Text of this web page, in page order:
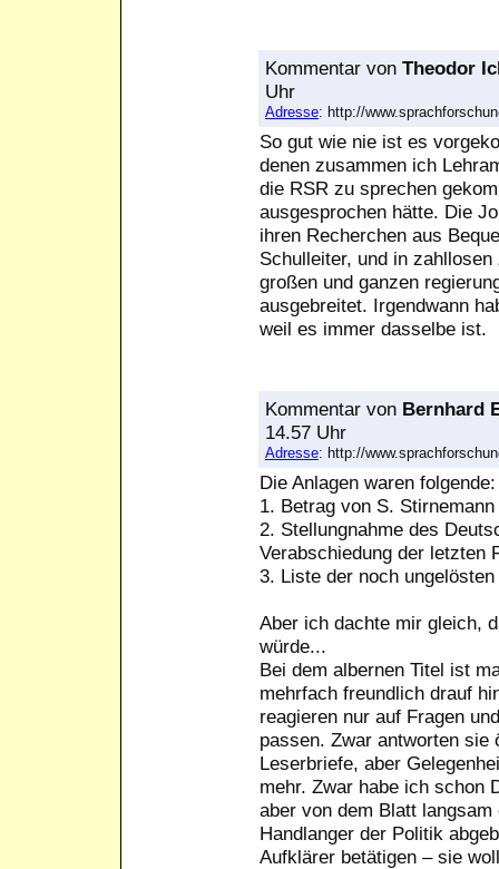
Kommentar von Theodor
Uhr
Adresse: http://
So gut wie nie ist es
denen zusammen ich
die RSR zu sprechen
ausgesprochen hätte. Die
ihren Recherchen aus
Schulleiter, und in
großen und ganzen
ausgebreitet. Irgendwann
weil es immer dasselbe ist.
Kommentar von Bernhard
14.57 Uhr
Adresse: http://
Die Anlagen waren folgende:
1. Betrag von S.
2. Stellungnahme des
Verabschiedung der letzten
3. Liste der noch
Aber ich dachte mir gleich,
würde...
Bei dem albernen Titel ist
mehrfach freundlich drauf
reagieren nur auf Fragen
passen. Zwar antworten sie
Leserbriefe, aber
mehr. Zwar habe ich schon
aber von dem Blatt
Handlanger der Politik
Aufklärer betätigen – sie